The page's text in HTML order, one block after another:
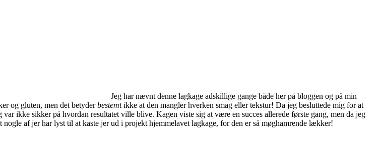
Jeg har nævnt denne lagkage adskillige gange både her på bloggen og på min
og gluten, men det betyderbestemtikke at den mangler hverken smag eller tekstur! Da jeg besluttede mig for at
ikke sikker på hvordan resultatet ville blive. Kagen viste sig at være en succes allerede første gang, men da jeg
af jer har lyst til at kaste jer ud i projekt hjemmelavet lagkage, for den er så møghamrende lækker!